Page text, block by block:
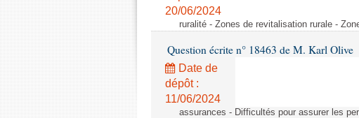
20/06/2024
ruralité - Zones de revitalisation rurale -
Question écrite n° 18463 de M. Karl Olive
Date de
dépôt :
11/06/2024
assurances - Difficultés pour assurer les